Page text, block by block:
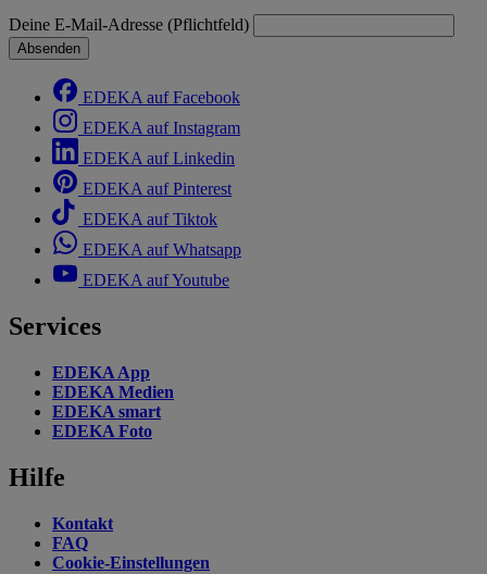
Deine E-Mail-Adresse (Pflichtfeld)
Absenden
EDEKA auf Facebook
EDEKA auf Instagram
EDEKA auf Linkedin
EDEKA auf Pinterest
EDEKA auf Tiktok
EDEKA auf Whatsapp
EDEKA auf Youtube
Services
EDEKA App
EDEKA Medien
EDEKA smart
EDEKA Foto
Hilfe
Kontakt
FAQ
Cookie-Einstellungen